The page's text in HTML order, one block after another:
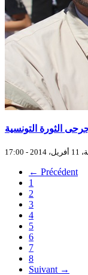
الثورة التونسية
17:00
← Précédent
1
2
3
4
5
6
7
8
Suivant →